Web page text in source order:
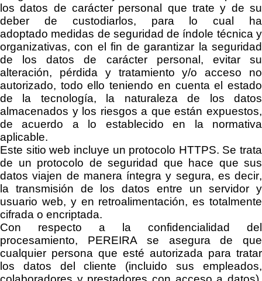
los datos de carácter personal que tratey de su
deber de custodiarlos, para lo cual ha
adoptado medidas de seguridadde índole técnica y
organizativas, con el fin de garantizar la seguridad
de
los datos de carácter personal, evitar su
alteración, pérdida y tratamiento y/o acceso no
autorizado, todo ello teniendo en cuenta el estado
de la tecnología, la naturaleza de los datos
almacenados y los riesgos a que están expuestos,
de acuerdo a lo establecidoen la normativa
aplicable.
Este sitio web incluye un protocolo HTTPS. Se trata
de un protocolo de seguridad que hace que sus
datos viajen de manera íntegra y segura, es decir,
la transmisión de los datos entre un servidor y
usuario web, y en retroalimentación, es totalmente
cifrada o encriptada.
Con respecto a la confidencialidad del
procesamiento, PEREIRA se asegura de que
cualquier persona que esté autorizada para tratar
los datos del cliente (incluido sus empleados,